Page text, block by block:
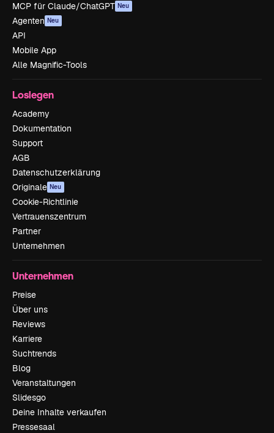
MCP für Claude/ChatGPT Neu
Agenten Neu
API
Mobile App
Alle Magnific-Tools
Loslegen
Academy
Dokumentation
Support
AGB
Datenschutzerklärung
Originale Neu
Cookie-Richtlinie
Vertrauenszentrum
Partner
Unternehmen
Unternehmen
Preise
Über uns
Reviews
Karriere
Suchtrends
Blog
Veranstaltungen
Slidesgo
Deine Inhalte verkaufen
Pressesaal